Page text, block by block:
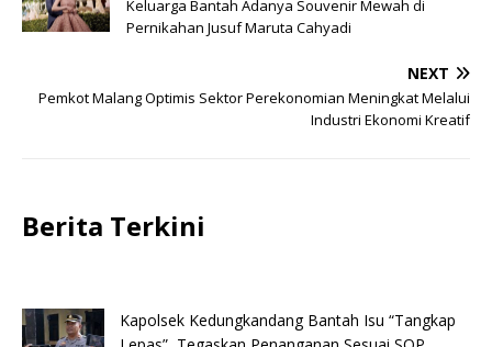
Keluarga Bantah Adanya Souvenir Mewah di
Pernikahan Jusuf Maruta Cahyadi
NEXT
Pemkot Malang Optimis Sektor Perekonomian Meningkat Melalui
Industri Ekonomi Kreatif
Berita Terkini
Kapolsek Kedungkandang Bantah Isu “Tangkap